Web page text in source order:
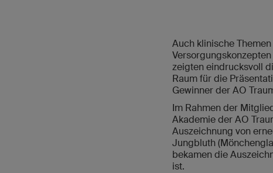
Auch klinische
zeigten eindrucksvoll
Raum für die
Gewinner der AO
Im Rahmen der
Akademie der AO
Auszeichnung von
Jungbluth
bekamen die
ist.